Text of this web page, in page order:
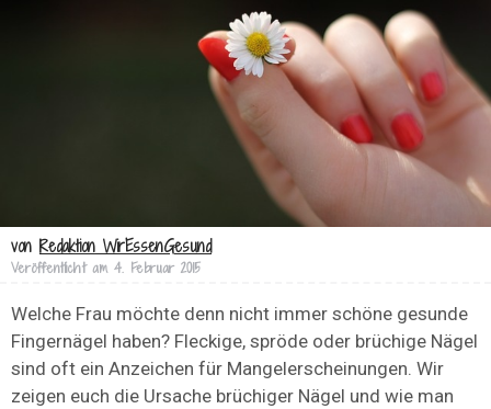
von Redaktion WirEssenGesund
Veröffentlicht am 4. Februar 2015
Welche Frau möchte denn nicht immer schöne gesunde
Fingernägel haben? Fleckige, spröde oder brüchige Nägel
sind oft ein Anzeichen für Mangelerscheinungen. Wir
zeigen euch die Ursache brüchiger Nägel und wie man